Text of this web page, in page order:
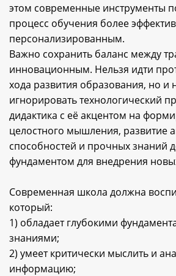
этом современные инструменты
процесс обучения более
персонализированным.
Важно сохранить баланс между
инновационным. Нельзя идти
хода развития образования, но и
игнорировать технологический
дидактика с её акцентом на
целостного мышления, развитие
способностей и прочных знаний
фундаментом для внедрения
Современная школа должна
который:
1) обладает глубокими
знаниями;
2) умеет критически мыслить и
информацию;